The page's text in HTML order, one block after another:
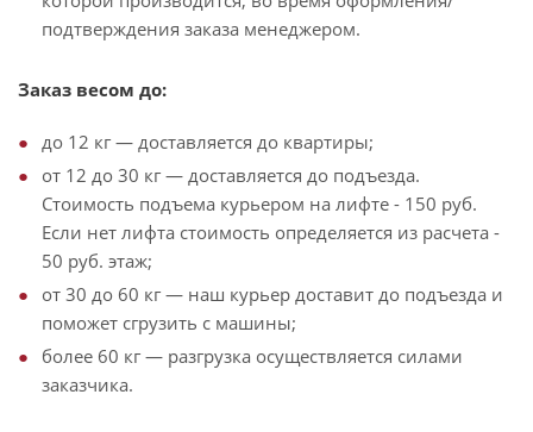
подтверждения заказа менеджером.
Заказ весом до:
до 12 кг — доставляется до квартиры;
от 12 до 30 кг — доставляется до подъезда.
Стоимость подъема курьером на лифте - 150 руб.
Если нет лифта стоимость определяется из расчета -
50 руб. этаж;
от 30 до 60 кг — наш курьер доставит до подъезда и
поможет сгрузить с машины;
более 60 кг — разгрузка осуществляется силами
заказчика.